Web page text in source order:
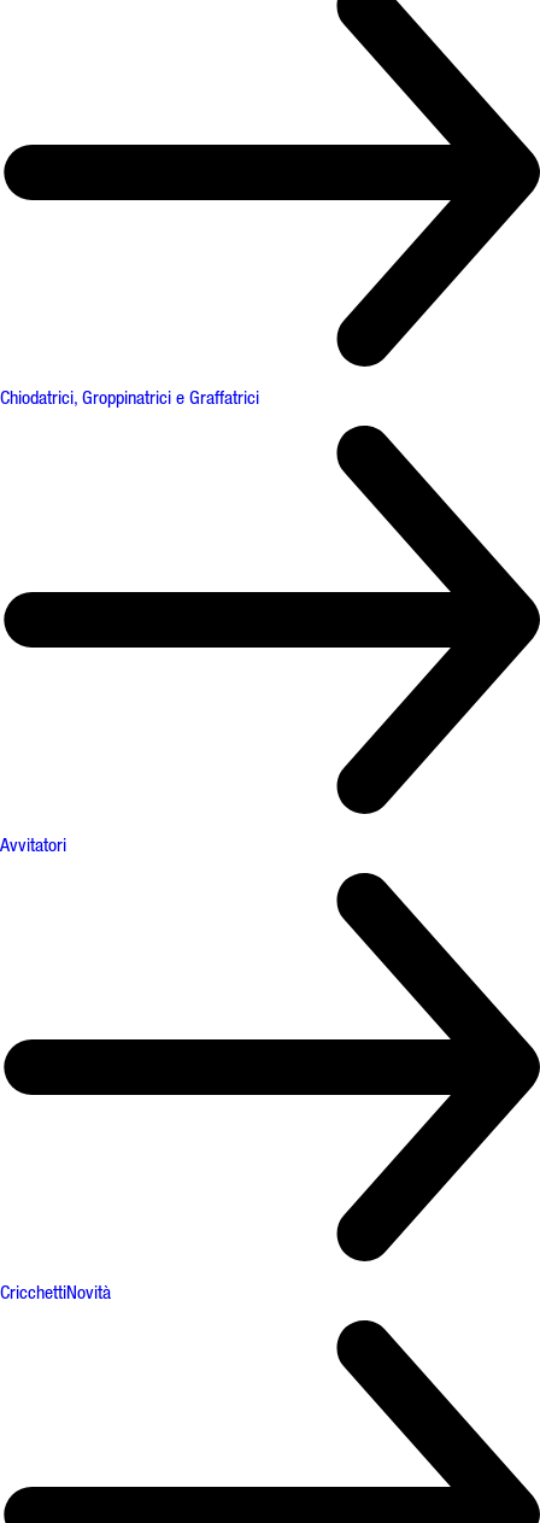
Chiodatrici, Groppinatrici e Graffatrici
Avvitatori
CricchettiNovità